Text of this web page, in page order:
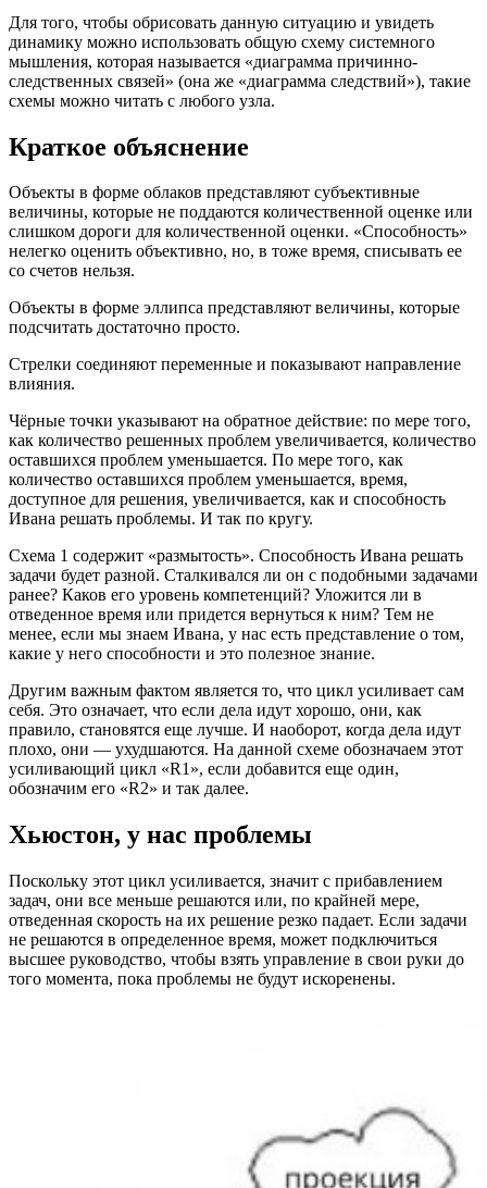
Для того, чтобы обрисовать данную ситуацию и увидеть
динамику можно использовать общую схему системного
мышления, которая называется «диаграмма причинно-
следственных связей» (она же «диаграмма следствий»), такие
схемы можно читать с любого узла.
Краткое объяснение
Объекты в форме облаков представляют субъективные
величины, которые не поддаются количественной оценке или
слишком дороги для количественной оценки. «Способность»
нелегко оценить объективно, но, в тоже время, списывать ее
со счетов нельзя.
Объекты в форме эллипса представляют величины, которые
подсчитать достаточно просто.
Стрелки соединяют переменные и показывают направление
влияния.
Чёрные точки указывают на обратное действие: по мере того,
как количество решенных проблем увеличивается, количество
оставшихся проблем уменьшается. По мере того, как
количество оставшихся проблем уменьшается, время,
доступное для решения, увеличивается, как и способность
Ивана решать проблемы. И так по кругу.
Схема 1 содержит «размытость». Способность Ивана решать
задачи будет разной. Сталкивался ли он с подобными задачами
ранее? Каков его уровень компетенций? Уложится ли в
отведенное время или придется вернуться к ним? Тем не
менее, если мы знаем Ивана, у нас есть представление о том,
какие у него способности и это полезное знание.
Другим важным фактом является то, что цикл усиливает сам
себя. Это означает, что если дела идут хорошо, они, как
правило, становятся еще лучше. И наоборот, когда дела идут
плохо, они — ухудшаются. На данной схеме обозначаем этот
усиливающий цикл «R1», если добавится еще один,
обозначим его «R2» и так далее.
Хьюстон, у нас проблемы
Поскольку этот цикл усиливается, значит с прибавлением
задач, они все меньше решаются или, по крайней мере,
отведенная скорость на их решение резко падает. Если задачи
не решаются в определенное время, может подключиться
высшее руководство, чтобы взять управление в свои руки до
того момента, пока проблемы не будут искоренены.